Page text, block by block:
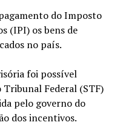
do Imposto
(IPI) os bens de
no país.
foi possível
Federal (STF)
pelo governo do
dos incentivos.